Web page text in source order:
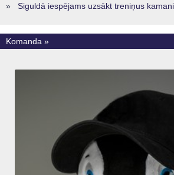
» Siguldā iespējams uzsākt treniņus kamaniņu sportā – vide, kur
Komanda »